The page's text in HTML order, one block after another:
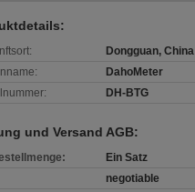
Dongguan, China
DahoMeter
DH-BTG
und Versand AGB:
Ein Satz
negotiable